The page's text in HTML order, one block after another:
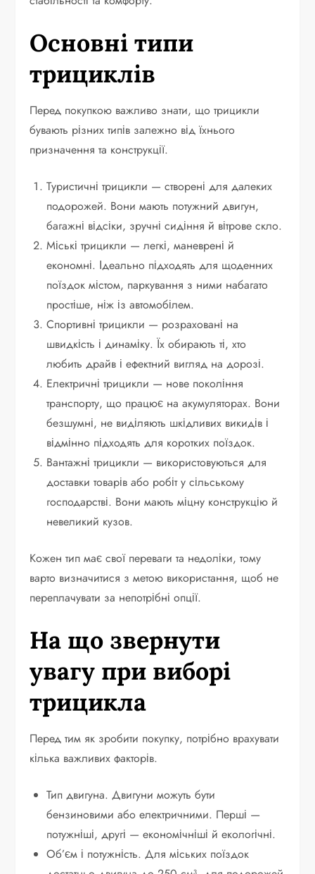
Основні типи
трициклів
Перед покупкою важливо знати, що трицикли
бувають різних типів залежно від їхнього
призначення та конструкції.
Туристичні трицикли — створені для далеких
подорожей. Вони мають потужний двигун,
багажні відсіки, зручні сидіння й вітрове скло.
Міські трицикли — легкі, маневрені й
економні. Ідеально підходять для щоденних
поїздок містом, паркування з ними набагато
простіше, ніж із автомобілем.
Спортивні трицикли — розраховані на
швидкість і динаміку. Їх обирають ті, хто
любить драйв і ефектний вигляд на дорозі.
Електричні трицикли — нове покоління
транспорту, що працює на акумуляторах. Вони
безшумні, не виділяють шкідливих викидів і
відмінно підходять для коротких поїздок.
Вантажні трицикли — використовуються для
доставки товарів або робіт у сільському
господарстві. Вони мають міцну конструкцію й
невеликий кузов.
Кожен тип має свої переваги та недоліки, тому
варто визначитися з метою використання, щоб не
переплачувати за непотрібні опції.
На що звернути
увагу при виборі
трицикла
Перед тим як зробити покупку, потрібно врахувати
кілька важливих факторів.
Тип двигуна. Двигуни можуть бути
бензиновими або електричними. Перші —
потужніші, другі — економічніші й екологічні.
Об’єм і потужність. Для міських поїздок